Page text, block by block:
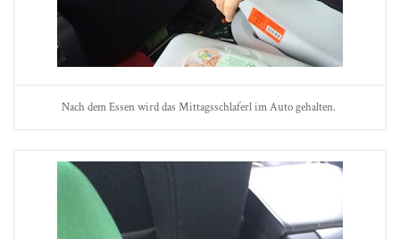
Nach dem Essen wird das Mittagsschlaferl im Auto gehalten.